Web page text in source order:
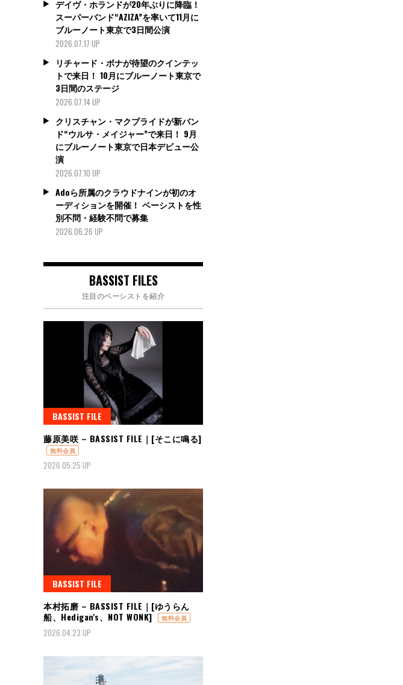
デイヴ・ホランドが20年ぶりに降臨！
スーパーバンド“AZIZA”を率いて11月に
ブルーノート東京で3日間公演
2026.07.17 UP
リチャード・ボナが待望のクインテッ
トで来日！ 10月にブルーノート東京で
3日間のステージ
2026.07.14 UP
クリスチャン・マクブライドが新バン
ド“ウルサ・メイジャー”で来日！ 9月
にブルーノート東京で日本デビュー公
演
2026.07.10 UP
Adoら所属のクラウドナインが初のオ
ーディションを開催！ ベーシストを性
別不問・経験不問で募集
2026.06.26 UP
BASSIST FILES
注目のベーシストを紹介
BASSIST FILE
藤原美咲 – BASSIST FILE｜[そこに鳴る]
無料会員
2026.05.25 UP
BASSIST FILE
本村拓磨 – BASSIST FILE｜[ゆうらん
船、Hedigan's、NOT WONK]
無料会員
2026.04.23 UP